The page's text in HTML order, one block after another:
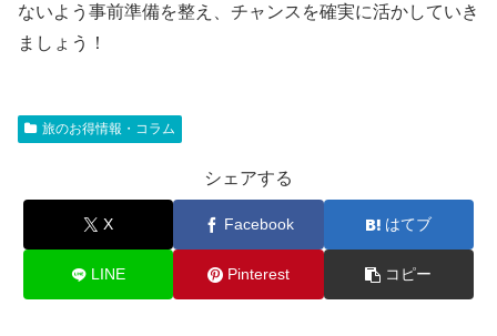
ないよう事前準備を整え、チャンスを確実に活かしていき
ましょう！
旅のお得情報・コラム
シェアする
X Facebook はてブ
LINE Pinterest コピー